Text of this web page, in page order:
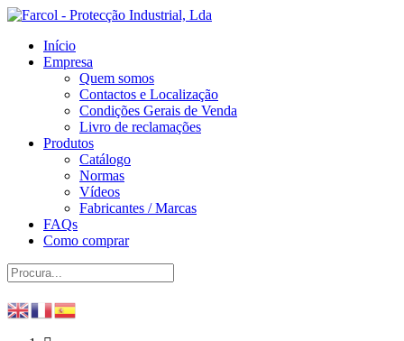
Início
Empresa
Quem somos
Contactos e Localização
Condições Gerais de Venda
Livro de reclamações
Produtos
Catálogo
Normas
Vídeos
Fabricantes / Marcas
FAQs
Como comprar